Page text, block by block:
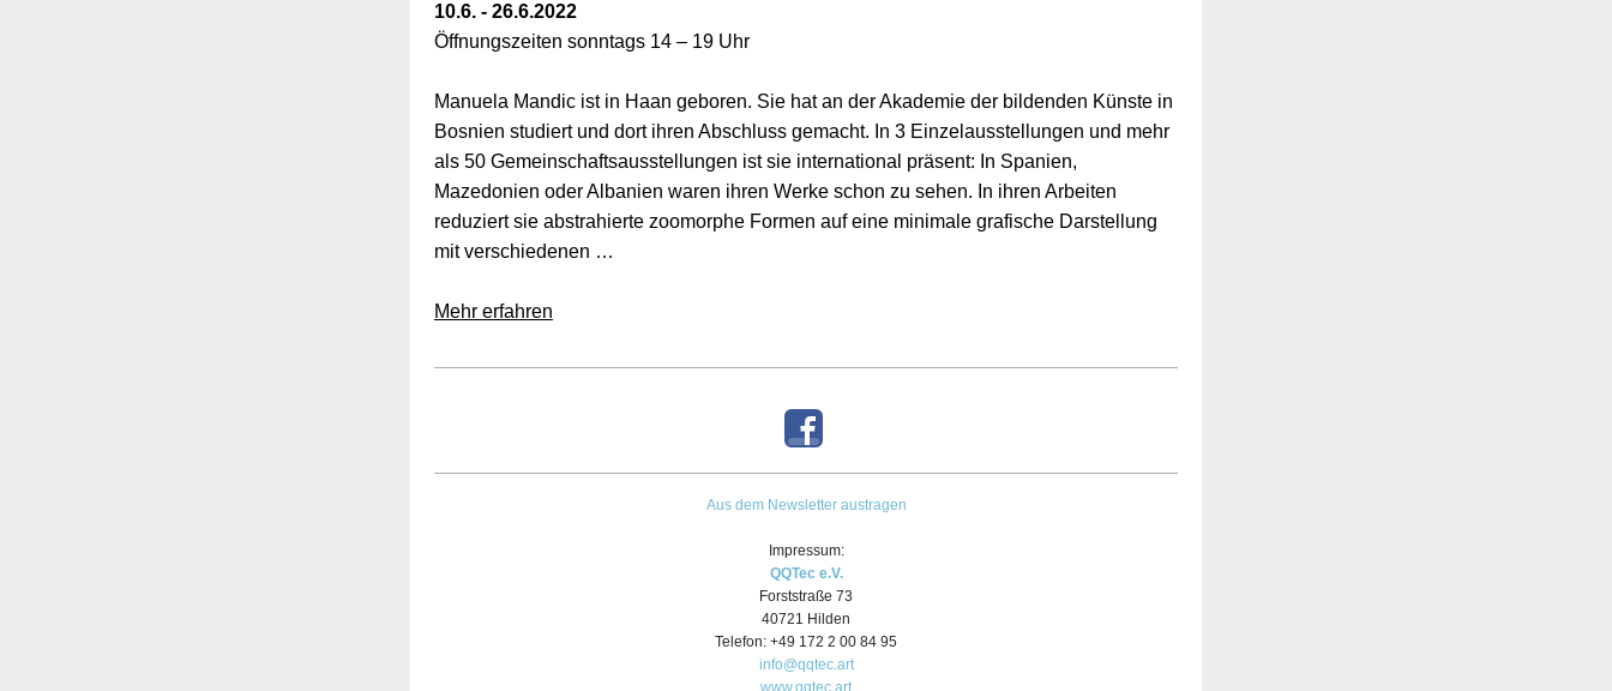
10.6. - 26.6.2022
Öffnungszeiten sonntags 14 – 19 Uhr
Manuela Mandic ist in Haan geboren. Sie hat an der Akademie der bildenden Künste in
Bosnien studiert und dort ihren Abschluss gemacht. In 3 Einzelausstellungen und mehr
als 50 Gemeinschaftsausstellungen ist sie international präsent: In Spanien,
Mazedonien oder Albanien waren ihren Werke schon zu sehen. In ihren Arbeiten
reduziert sie abstrahierte zoomorphe Formen auf eine minimale grafische Darstellung
mit verschiedenen …
Mehr erfahren
Aus dem Newsletter austragen
Impressum:
QQTec e.V.
Forststraße 73
40721 Hilden
Telefon: +49 172 2 00 84 95
info@qqtec.art
www.qqtec.art